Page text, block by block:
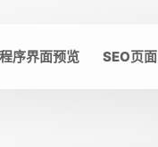
序界面预览 SEO页面